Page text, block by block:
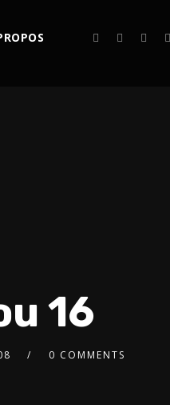
16
0 COMMENTS